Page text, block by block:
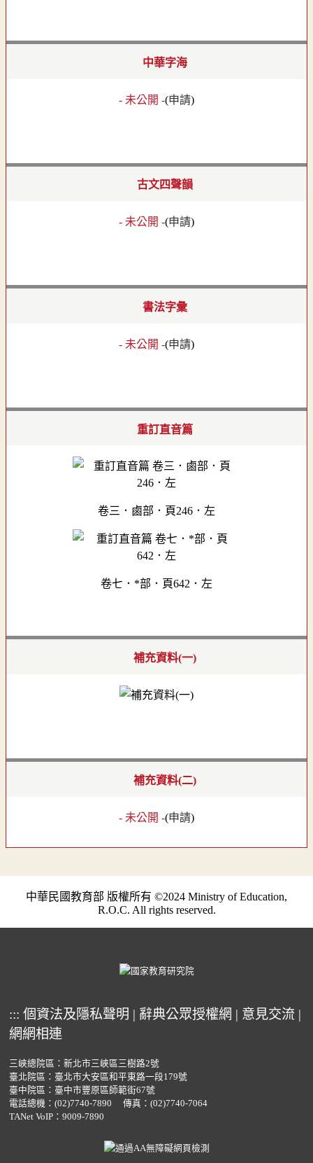
中華字海
- 未公開 -(申請)
古文四聲韻
- 未公開 -(申請)
書法字彙
- 未公開 -(申請)
重訂直音篇
卷三．鹵部．頁246．左
卷七．*部．頁642．左
補充資料(一)
補充資料(二)
- 未公開 -(申請)
中華民國教育部 版權所有 ©2024 Ministry of Education,
R.O.C. All rights reserved.
::: 個資法及隱私聲明 | 辭典公眾授權網 | 意見交流 |
網網相連
三峽總院區：新北市三峽區三樹路2號
臺北院區：臺北市大安區和平東路一段179號
臺中院區：臺中市豐原區師範街67號
電話總機： (02)7740-7890
傳真：(02)7740-7064
TANet VoIP：9009-7890